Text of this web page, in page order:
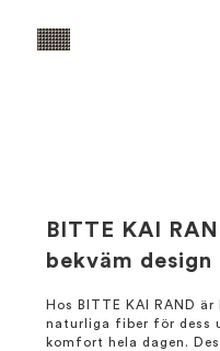
BITTE KAI
bekväm design
Hos BITTE KAI RAND
naturliga fiber för dess
komfort hela dagen.